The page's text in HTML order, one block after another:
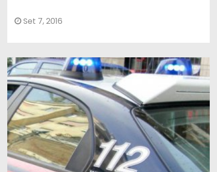
Set 7, 2016